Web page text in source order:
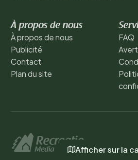
Afficher sur la
À propos de nous
À propos de nous
Publicité
Contact
Plan du site
FAQ